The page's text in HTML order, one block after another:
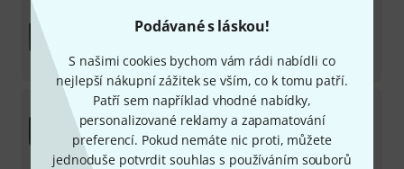
Podávané s láskou!
S našimi cookies bychom vám rádi nabídli co
nejlepší nákupní zážitek se vším, co k tomu patří.
Patří sem například vhodné nabídky,
personalizované reklamy a zapamatování
preferencí. Pokud nemáte nic proti, můžete
jednoduše potvrdit souhlas s používáním souborů
56 000Kč
Bad Cat Mod Shop Black Cat 30 Head
1
Na skladě
58 300Kč